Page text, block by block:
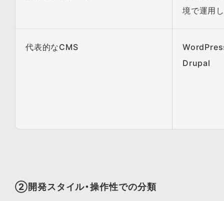
境で運用
代表的なCMS
Drupal
②開発スタイル・操作性での分類